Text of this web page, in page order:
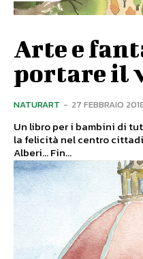
Arte e
portare il
NATURART - 27 FEBBRAIO
Un libro per i bambini di
la felicità nel centro
Alberi… Fin...